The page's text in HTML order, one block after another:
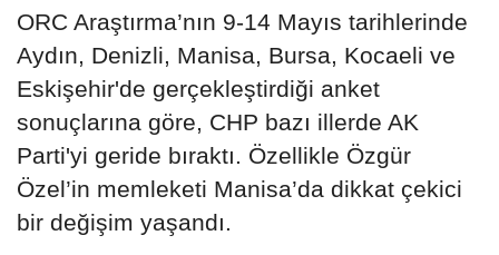
ORC Araştırma’nın 9-14 Mayıs tarihlerinde
Aydın, Denizli, Manisa, Bursa, Kocaeli ve
Eskişehir'de gerçekleştirdiği anket
sonuçlarına göre, CHP bazı illerde AK
Parti'yi geride bıraktı. Özellikle Özgür
Özel’in memleketi Manisa’da dikkat çekici
bir değişim yaşandı.